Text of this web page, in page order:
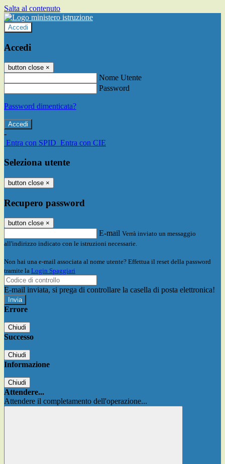
Salta al contenuto
Accedi
Accedi
button close ×
Nome Utente
Password
Password dimenticata?
-
Entra con SPID Entra con CIE
Seleziona utente
button close ×
Recupero password
button close ×
E-mail Verrà inviato un messaggio
all'indirizzo indicato con le istruzioni necessarie.
Non hai una e-mail associata al nome utente? Effettua il reset della password
tramite la Login Spaggiari
E-mail inviata, si prega di controllare la casella di posta elettronica!
Errore
Chiudi
Successo
Chiudi
Informazione
Chiudi
Attendere...
Attendere il completamento dell'operazione...